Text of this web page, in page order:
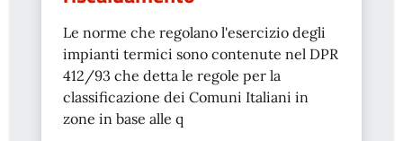
Le norme che regolano l'esercizio degli
impianti termici sono contenute nel DPR
412/93 che detta le regole per la
classificazione dei Comuni Italiani in
zone in base alle q